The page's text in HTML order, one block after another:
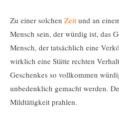
Zu einer solchen Zeit und an
Mensch sein, der würdig ist, das
Mensch, der tatsächlich eine
wirklich eine Stätte rechten
Geschenkes so vollkommen
unbedenklich gemacht werden.
Mildtätigkeit prahlen.